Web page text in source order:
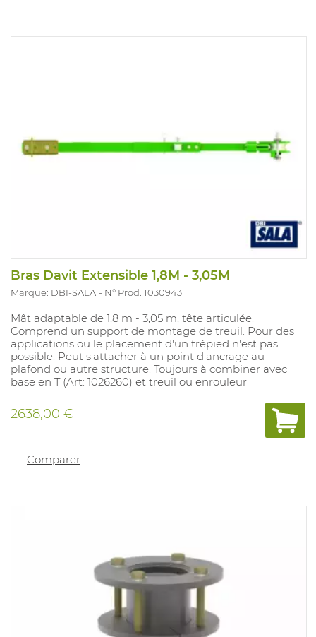
Bras Davit Extensible 1,8M - 3,05M
Marque: DBI-SALA N° Prod. 1030943
Mât adaptable de 1,8 m - 3,05 m, tête articulée.
Comprend un support de montage de treuil. Pour des
applications ou le placement d'un trépied n'est pas
possible. Peut s'attacher à un point d'ancrage au
plafond ou autre structure. Toujours à combiner avec
base en T (Art: 1026260) et treuil ou enrouleur
2638,00 €
Comparer